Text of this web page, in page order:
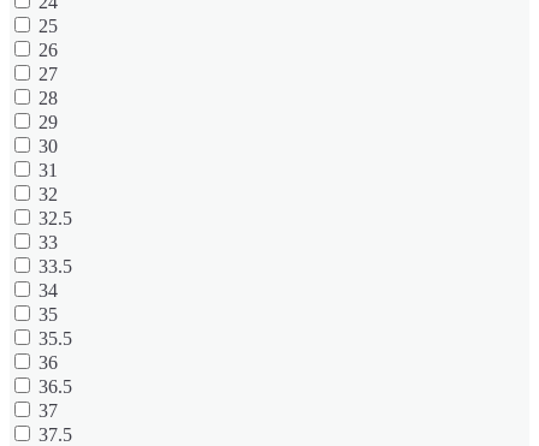
25
26
27
28
29
30
31
32
32.5
33
33.5
34
35
35.5
36
36.5
37
37.5